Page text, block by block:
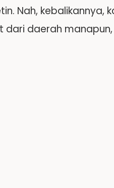
Nah, kebalikannya,
daerah